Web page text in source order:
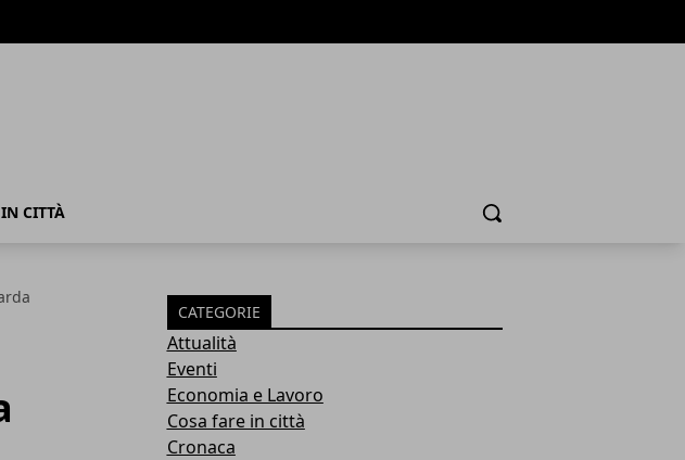
CITTÀ Cerca
CATEGORIE
Attualità
Eventi
Economia e Lavoro
Cosa fare in città
Cronaca